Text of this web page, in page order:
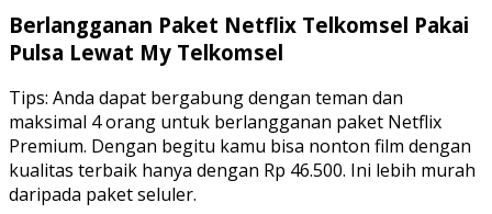
Berlangganan Paket Netflix Telkomsel Pakai
Pulsa Lewat My Telkomsel
Tips: Anda dapat bergabung dengan teman dan
maksimal 4 orang untuk berlangganan paket Netflix
Premium. Dengan begitu kamu bisa nonton film dengan
kualitas terbaik hanya dengan Rp 46.500. Ini lebih murah
daripada paket seluler.